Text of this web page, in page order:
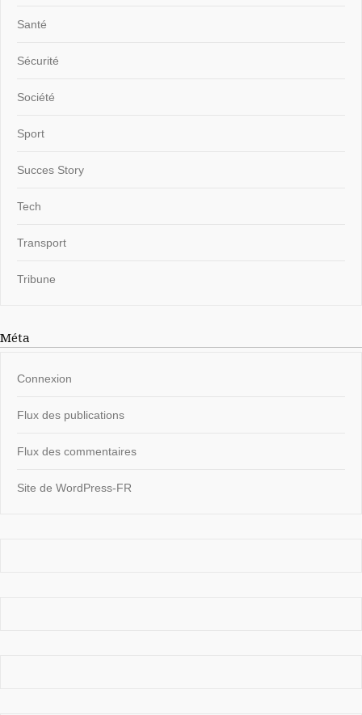
Santé
Sécurité
Société
Sport
Succes Story
Tech
Transport
Tribune
Méta
Connexion
Flux des publications
Flux des commentaires
Site de WordPress-FR